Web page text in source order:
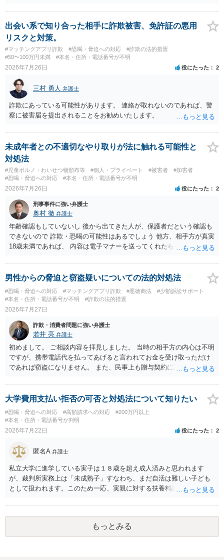
は警察の介入を恐れて逃げた可能性が高いと考えられます。 今後の具
体的な対応は以下の通りです。 ・相手の要求は無視する（1対1のやり
取りで「詐欺か」と聞いただけで名誉毀損は成立しません） ・マイナ
ンバー総合フリーダイヤルへ連絡し、カードの一時停止と再発行手続
きを行う ・万が一に備え、会社には「個人情報を悪用されたトラブル
に巻き込まれた」と事前伝えておく すでに警察へ相談済みとのことで
加の報告を行ってください。
出会い系で知り合った相手に詐欺被害、免許証の悪用
リスクと対策。
#マッチングアプリ詐欺 #恐喝・脅迫への対応
#詐欺の法的措置
#50〜100万円未満
#本名・住所・電話番号が不明
2026年7月26日 役にたった 2
三村 勇人 弁護士
詐欺にあっている可能性があります。 連絡が取れないのであれば、警
察に被害届を提出されることをお勧めいたします。
未成年者との不適切なやり取りが法に触れる可能性と
対処法
#児童ポルノ・わいせつ物頒布等 #個人・プライベート #被害者
#加害者
#恐喝・脅迫への対応
#本名・住所・電話番号が不明
2026年7月26日 役にたった 2
刑事事件に強い弁護士
奥村 徹 弁護士
年齢確認もしていないし 後から出てきた人が、保護者だという確認も
できないので 詐欺・恐喝の可能性はあるでしょう 他方、相手方が真実
18歳未満であれば、 内容は電子マナーを送ってくれたら自慰行為など
画の尺は10分ほど、服を着たままで胸を触って欲しい、などの要望を
して、要求された金額(1000円程度)の電子マネーを送信してしまいま
した。 そこから、撮影するまで暇なので顔の雰囲気の写真を交換して
欲しい、住んでいる都道府県と区を教えてと言われたので教えたりと
言ったやり取りをしていました。 というやりとりは、青少年条例違反
能です。
男性からの脅迫と窃盗疑いについての法的対処法
#恐喝・脅迫への対応 #マッチングアプリ詐欺 #悪徳商法
#少額訴訟サポート
#本名・住所・電話番号が不明
#詐欺の法的措置
2026年7月27日
詐欺・消費者問題に強い弁護士
若井 亮 弁護士
初めまして。 ご相談内容を拝見しました。 当時の相手方の内心は不明
ですが、携帯電話代を払ってあげると言われてお金を受け取っただけ
であれば窃盗になりません。 また、民事上も贈与契約に該当すると思
ず、可能であればブロックをするようにしてください。 ご不安であれ
ば、最寄りの警察署に相談をしても良いかもしれません。 以上、ご参
大学費用支払い拒否の可否と対処法について知りたい
#恐喝・脅迫への対応 #高額請求への対応
#200万円以上
#本名・住所・電話番号が判明
2026年7月22日 役にたった 2
匿名A 弁護士
私立大学に進学している実子は１８歳を超え成人済みと思われます
が、裁判所実務上は「未成熟子」すなわち、まだ自活は難しい子ども
として扱われます。このため一応、実親に対する扶養料請求として法
者宛に養育費を支払っており、当該養育費は実子の進学費用の趣旨も
一部含まれています。また、私立大学進学について貴殿が了解したわ
けではないという事情も存在します。 こうした場合には、支払を拒ん
だとしても学費の請求が裁判所によって強制される可能性は低いとい
もっとみる